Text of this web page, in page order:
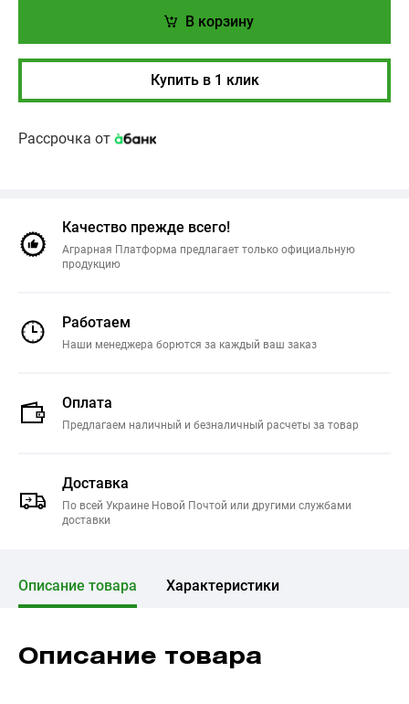
В корзину
Купить в 1 клик
Рассрочка от
Качество прежде всего!
Аграрная Платформа предлагает только официальную
продукцию
Работаем
Наши менеджера борются за каждый ваш заказ
Оплата
Предлагаем наличный и безналичный расчеты за товар
Доставка
По всей Украине Новой Почтой или другими службами
доставки
Описание товара Характеристики
Описание товара